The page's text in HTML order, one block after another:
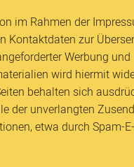
im Rahmen der
Kontaktdaten zur
Werbung und
wird hiermit
behalten sich
der unverlangten
etwa durch Spam-